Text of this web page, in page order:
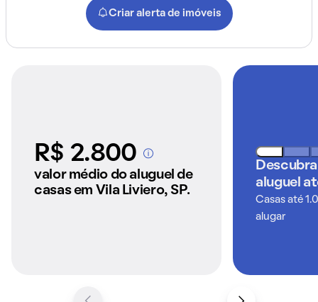
Criar alerta de imóveis
R$ 2.800A partir dos imóveis
anunciados pelo
QuintoAndar
valor médio do aluguel de
casas em Vila Liviero, SP.
aluguel
Casas até
alugar